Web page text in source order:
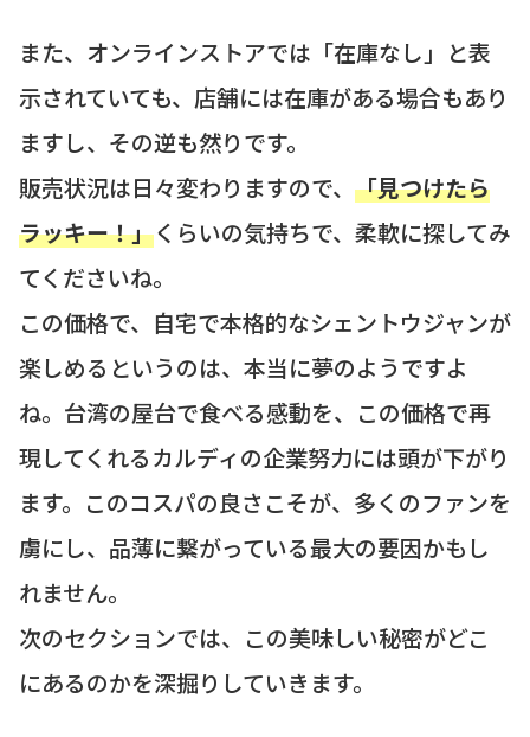
また、オンラインストアでは「在庫なし」と表
示されていても、店舗には在庫がある場合もあり
ますし、その逆も然りです。
販売状況は日々変わりますので、 「見つけたら
ラッキー！」くらいの気持ちで、柔軟に探してみ
てくださいね。
この価格で、自宅で本格的なシェントウジャンが
楽しめるというのは、本当に夢のようですよ
ね。台湾の屋台で食べる感動を、この価格で再
現してくれるカルディの企業努力には頭が下がり
ます。このコスパの良さこそが、多くのファンを
虜にし、品薄に繋がっている最大の要因かもし
れません。
次のセクションでは、この美味しい秘密がどこ
にあるのかを深掘りしていきます。